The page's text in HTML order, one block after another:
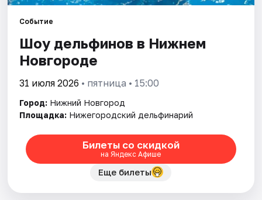
Событие
Шоу дельфинов в Нижнем
Новгороде
31 июля 2026 • пятница • 15:00
Город: Нижний Новгород
Площадка: Нижегородский дельфинарий
Билеты со скидкой
на Яндекс Афише
Еще билеты